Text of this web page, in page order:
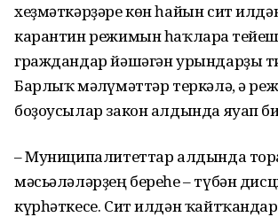
хеҙмәткәрҙәре көн һайын сит
карантин режимын һаҡларға тейеш
граждандар йәшәгән урындарҙы
Барлыҡ мәғлүмәттәр теркәлә, ә
боҙоусылар закон алдында яуап
– Муниципалитеттар алдында
мәсьәләләрҙең береһе – түбән
күрһәткесе. Сит илдән